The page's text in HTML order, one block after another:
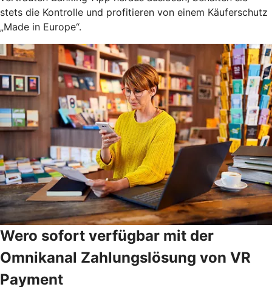
stets die Kontrolle und profitieren von einem Käuferschutz
„Made in Europe“.
Wero sofort verfügbar mit der
Omnikanal Zahlungslösung von VR
Payment